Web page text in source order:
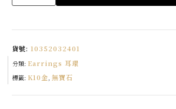
馬
環
貨號: 10352032401
分類: Earrings 耳環
標籤: K10金 無寶石